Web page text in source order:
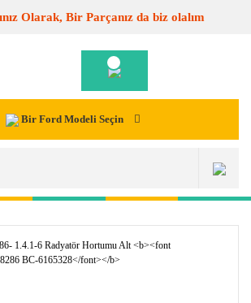
Olarak, Bir Parçanız da biz olalım
Bir Ford Modeli Seçin